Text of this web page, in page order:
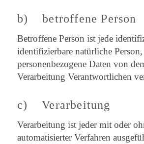
b) betroffene Person
Betroffene Person ist jede
identifizierbare natürliche Person,
personenbezogene Daten von
Verarbeitung Verantwortlichen
c) Verarbeitung
Verarbeitung ist jeder mit oder
automatisierter Verfahren